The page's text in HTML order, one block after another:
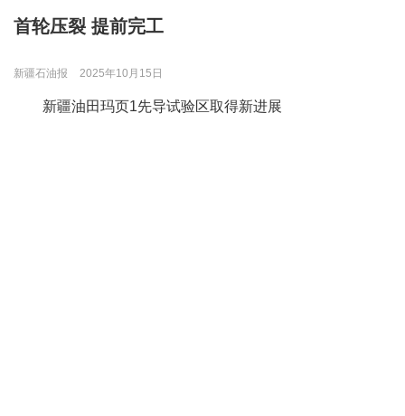
首轮压裂 提前完工
新疆石油报 2025年10月15日
新疆油田玛页1先导试验区取得新进展